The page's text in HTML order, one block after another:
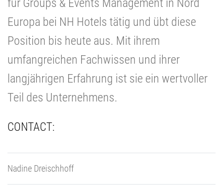
für Groups & Events Management in Nord
Europa bei NH Hotels tätig und übt diese
Position bis heute aus. Mit ihrem
umfangreichen Fachwissen und ihrer
langjährigen Erfahrung ist sie ein wertvoller
Teil des Unternehmens.
CONTACT:
Nadine Dreischhoff